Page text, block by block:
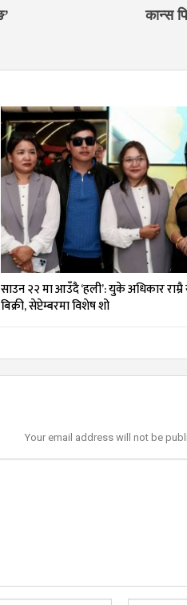
कान्स
साउन २२ मा आउँदै ‘हली’: युके अधिकार
बिक्री, सेप्टेम्बरमा विशेष शो
Your email address will not be